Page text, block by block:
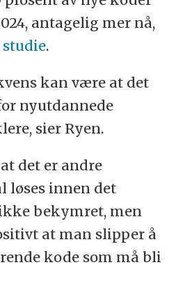
antagelig mer nå,
.
kan være at det
nyutdannede
sier Ryen.
det er andre
løses innen det
bekymret, men
at man slipper å
kode som må bli